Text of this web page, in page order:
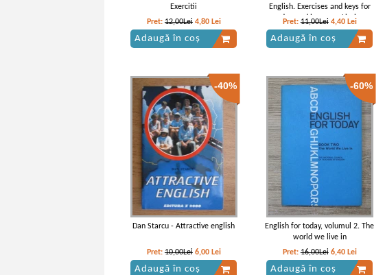
Exercitii
Pret: 12,00Lei 4,80 Lei
Adaugă în coș
English. Exercises and keys for
advanced learners. Limba
engleza in 60 de zile
Pret:11,00Lei 4,40 Lei
Adaugă în coș
-40%
Dan Starcu - Attractive english
Pret: 10,00Lei 6,00 Lei
Adaugă în coș
-60%
English for today, volumul 2. The
world we live in
Pret:16,00Lei 6,40 Lei
Adaugă în coș